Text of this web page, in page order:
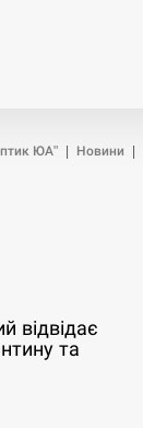
ЮА" Новини
відвідає
та